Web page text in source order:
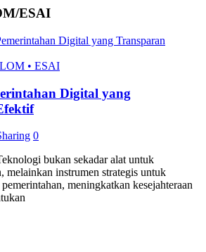
ESAI
• ESAI
Digital yang
0
bukan sekadar alat untuk
melainkan instrumen strategis untuk
meningkatkan kesejahteraan